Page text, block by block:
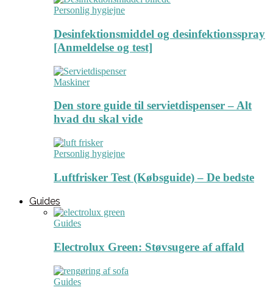
Personlig hygiejne
Desinfektionsmiddel og desinfektionsspray
[Anmeldelse og test]
Maskiner
Den store guide til servietdispenser – Alt
hvad du skal vide
Personlig hygiejne
Luftfrisker Test (Købsguide) – De bedste
Guides
Guides
Electrolux Green: Støvsugere af affald
Guides